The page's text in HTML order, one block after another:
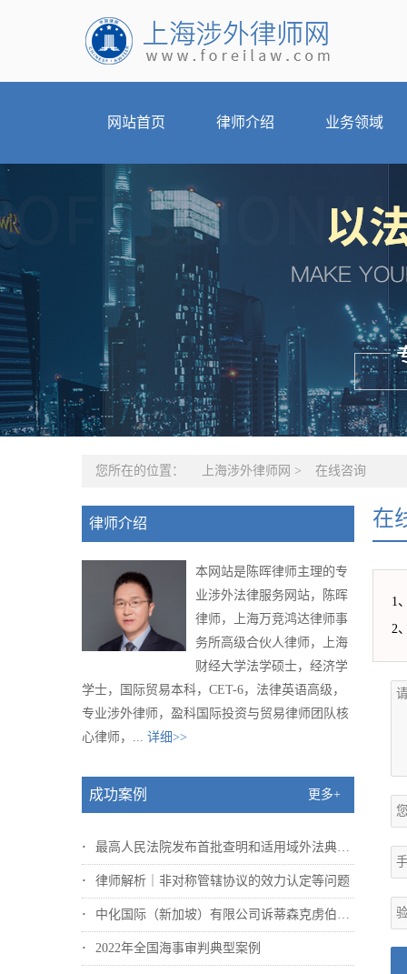
网站首页 律师介绍 业务领域
您所在的位置： 上海涉外律师网 > 在线咨询
律师介绍
本网站是陈晖律师主理的专
业涉外法律服务网站，陈晖
律师，上海万竞鸿达律师事
务所高级合伙人律师，上海
财经大学法学硕士，经济学
学士，国际贸易本科，CET-6，法律英语高级，
专业涉外律师，盈科国际投资与贸易律师团队核
心律师，... 详细>>
成功案例 更多+
最高人民法院发布首批查明和适用域外法典型...
律师解析｜非对称管辖协议的效力认定等问题
中化国际（新加坡）有限公司诉蒂森克虏伯冶...
2022年全国海事审判典型案例
在
1
2